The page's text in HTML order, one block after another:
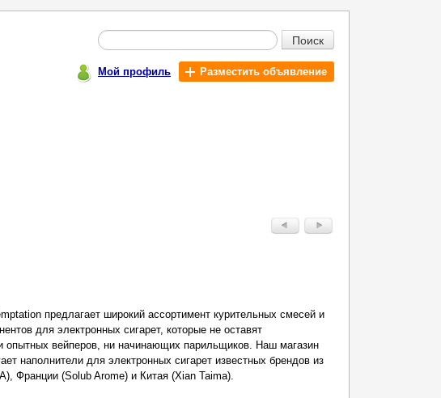
Поиск
Мой профиль Разместить объявление
предлагает широкий ассортимент курительных смесей и
для электронных сигарет, которые не оставят
опытных вейперов, ни начинающих парильщиков. Наш магазин
наполнители для электронных сигарет известных брендов из
Франции (Solub Arome) и Китая (Xian Taima).